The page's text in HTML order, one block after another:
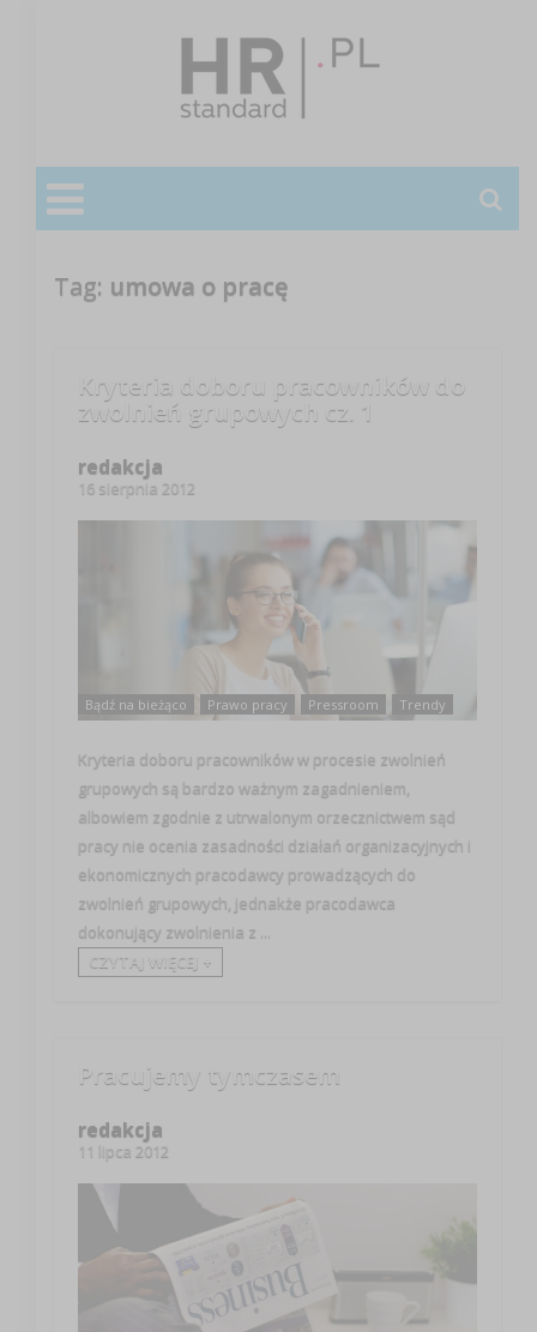
Tag: umowa o pracę
Kryteria doboru pracowników do
zwolnień grupowych cz. 1
redakcja
16 sierpnia 2012
Bądź na bieżąco Prawo pracy Pressroom Trendy
Kryteria doboru pracowników w procesie zwolnień
grupowych są bardzo ważnym zagadnieniem,
albowiem zgodnie z utrwalonym orzecznictwem sąd
pracy nie ocenia zasadności działań organizacyjnych i
ekonomicznych pracodawcy prowadzących do
zwolnień grupowych, jednakże pracodawca
dokonujący zwolnienia z ...
CZYTAJ WIĘCEJ +
Pracujemy tymczasem
redakcja
11 lipca 2012